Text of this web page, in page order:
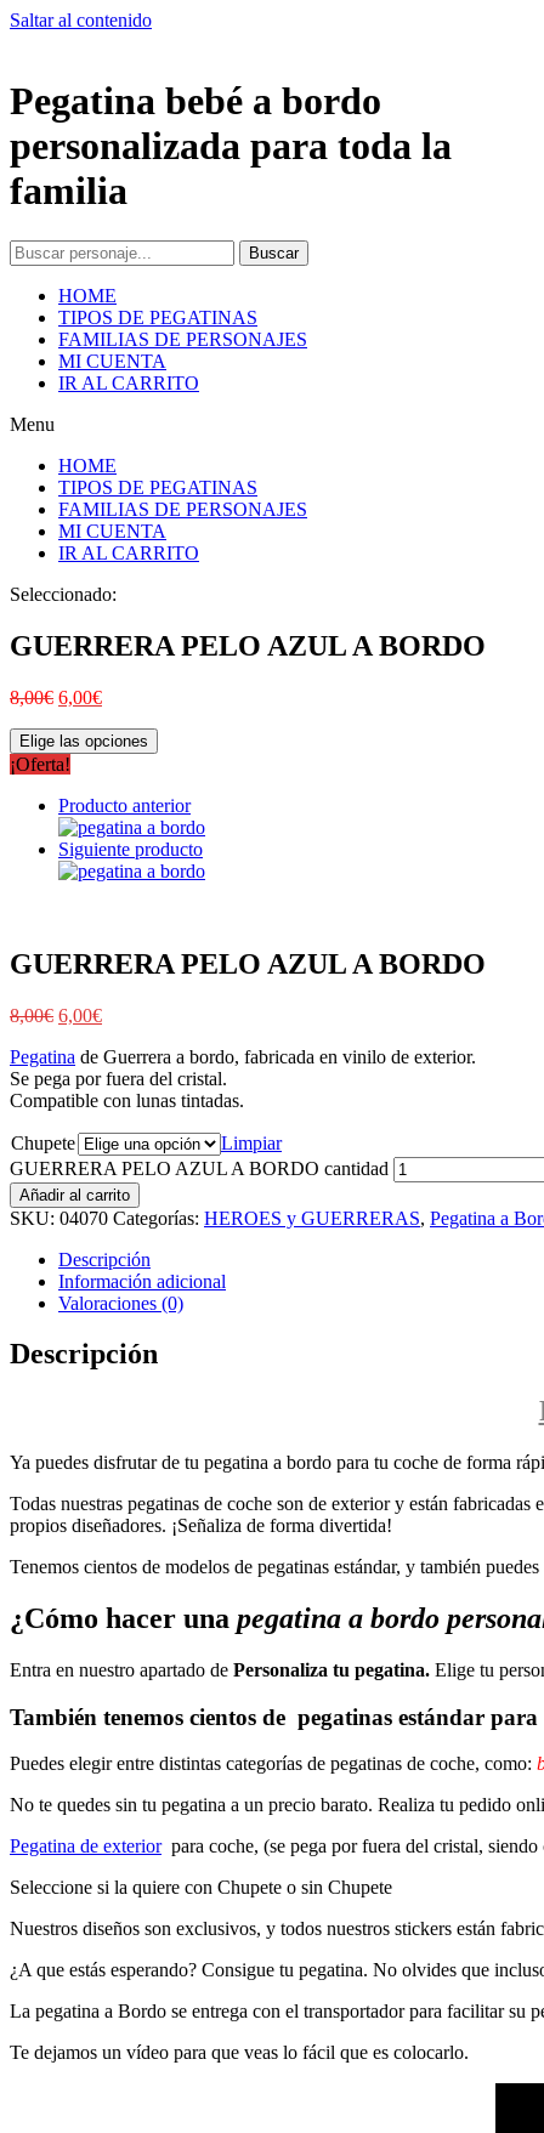
Saltar al contenido
Pegatina bebé a bordo
personalizada para toda la
familia
Buscar
HOME
TIPOS DE PEGATINAS
FAMILIAS DE PERSONAJES
MI CUENTA
IR AL CARRITO
Menu
HOME
TIPOS DE PEGATINAS
FAMILIAS DE PERSONAJES
MI CUENTA
IR AL CARRITO
Seleccionado:
GUERRERA PELO AZUL A BORDO
8,00€ 6,00€
Elige las opciones
¡Oferta!
Producto anterior
Siguiente producto
GUERRERA PELO AZUL A BORDO
8,00€ 6,00€
Pegatina de Guerrera a bordo, fabricada en vinilo de exterior.
Se pega por fuera del cristal.
Compatible con lunas tintadas.
Chupete
Limpiar
GUERRERA PELO AZUL A BORDO cantidad
Añadir al carrito
SKU: 04070 Categorías: HEROES y GUERRERAS, Pegatina a
Descripción
Información adicional
Valoraciones (0)
Descripción
Ya puedes disfrutar de tu pegatina a bordo para tu coche de forma
Todas nuestras pegatinas de coche son de exterior y están
propios diseñadores. ¡Señaliza de forma divertida!
Tenemos cientos de modelos de pegatinas estándar, y también
¿Cómo hacer una pegatina a bordo
Entra en nuestro apartado de Personaliza tu pegatina. Elige tu
También tenemos cientos de pegatinas estándar para
Puedes elegir entre distintas categorías de pegatinas de coche, como:
No te quedes sin tu pegatina a un precio barato. Realiza tu pedido
Pegatina de exteriorpara coche, (se pega por fuera del cristal,
Seleccione si la quiere con Chupete o sin Chupete
Nuestros diseños son exclusivos, y todos nuestros stickers están
¿A que estás esperando? Consigue tu pegatina. No olvides que
La pegatina a Bordo se entrega con el transportador para facilitar su
Te dejamos un vídeo para que veas lo fácil que es colocarlo.